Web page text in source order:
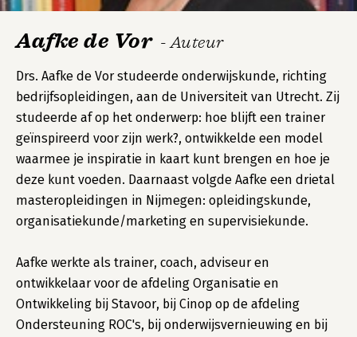
Aafke de Vor - Auteur
Drs. Aafke de Vor studeerde onderwijskunde, richting
bedrijfsopleidingen, aan de Universiteit van Utrecht. Zij
studeerde af op het onderwerp: hoe blijft een trainer
geïnspireerd voor zijn werk?, ontwikkelde een model
waarmee je inspiratie in kaart kunt brengen en hoe je
deze kunt voeden. Daarnaast volgde Aafke een drietal
masteropleidingen in Nijmegen: opleidingskunde,
organisatiekunde/marketing en supervisiekunde.
Aafke werkte als trainer, coach, adviseur en
ontwikkelaar voor de afdeling Organisatie en
Ontwikkeling bij Stavoor, bij Cinop op de afdeling
Ondersteuning ROC's, bij onderwijsvernieuwing en bij